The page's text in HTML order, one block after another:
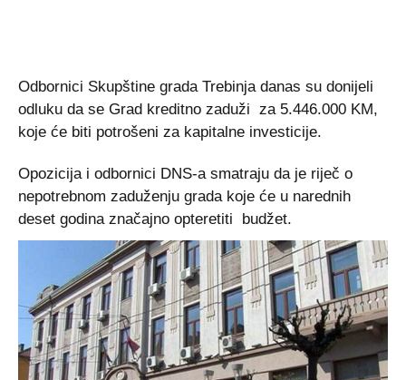
Odbornici Skupštine grada Trebinja danas su donijeli
odluku da se Grad kreditno zaduži za 5.446.000 KM,
koje će biti potrošeni za kapitalne investicije.
Opozicija i odbornici DNS-a smatraju da je riječ o
nepotrebnom zaduženju grada koje će u narednih
deset godina značajno opteretiti budžet.